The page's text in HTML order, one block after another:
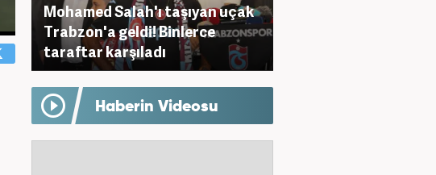
Mohamed Salah'ı taşıyan uçak
Trabzon'a geldi! Binlerce
taraftar karşıladı
Haberin Videosu